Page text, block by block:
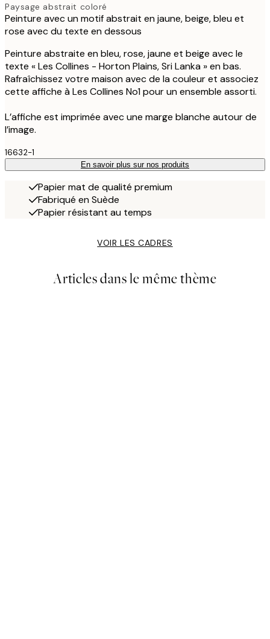
Paysage abstrait coloré
Peinture avec un motif abstrait en jaune, beige, bleu et
rose avec du texte en dessous
Peinture abstraite en bleu, rose, jaune et beige avec le
texte « Les Collines - Horton Plains, Sri Lanka » en bas.
Rafraîchissez votre maison avec de la couleur et associez
cette affiche à Les Collines No1 pour un ensemble assorti.
L’affiche est imprimée avec une marge blanche autour de
l’image.
16632-1
En savoir plus sur nos produits
Papier mat de qualité premium
Fabriqué en Suède
Papier résistant au temps
VOIR LES CADRES
Articles dans le même thème